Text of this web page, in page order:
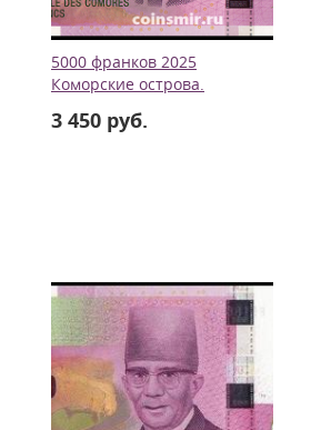
5000 франков 2025
Коморские острова.
3 450 руб.